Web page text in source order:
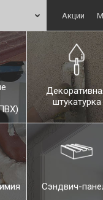
Акции
штукатурка
Сэндвич-